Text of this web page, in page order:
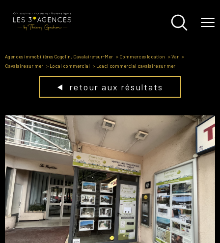
Agences immobilières Cogolin, Cavalaire-sur-Mer Commerces location
Var
Cavalaire sur mer
Local commercial Loacl commercial cavalaire sur mer
retour aux résultats